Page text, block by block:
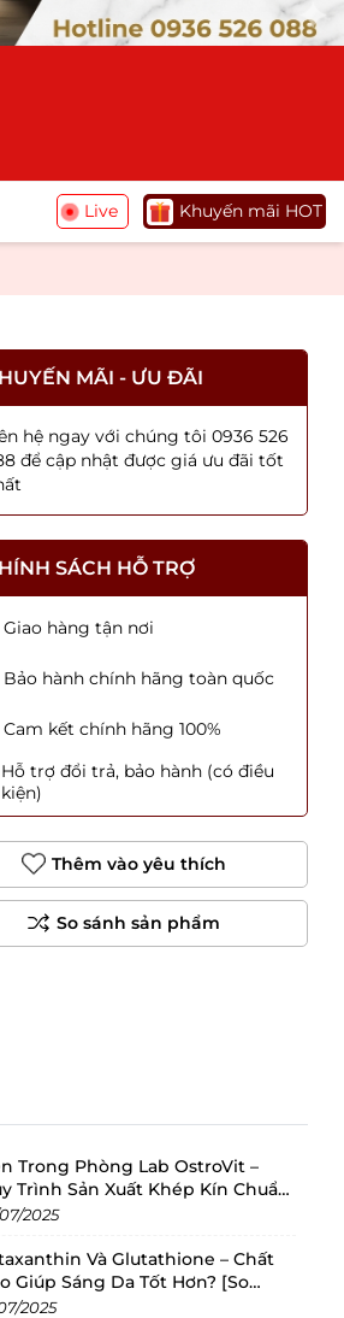
Live Khuyến mãi HOT
MÃI - ƯU ĐÃI
hệ ngay với chúng tôi 0936 526
để cập nhật được giá ưu đãi tốt
SÁCH HỖ TRỢ
Giao hàng tận nơi
Bảo hành chính hãng toàn quốc
Cam kết chính hãng 100%
Hỗ trợ đổi trả, bảo hành (có điều
kiện)
Thêm vào yêu thích
Trong Phòng Lab OstroVit –
Trình Sản Xuất Khép Kín Chuẩn
Âu
2025
Và Glutathione – Chất
Giúp Sáng Da Tốt Hơn? [So
2025]
2025